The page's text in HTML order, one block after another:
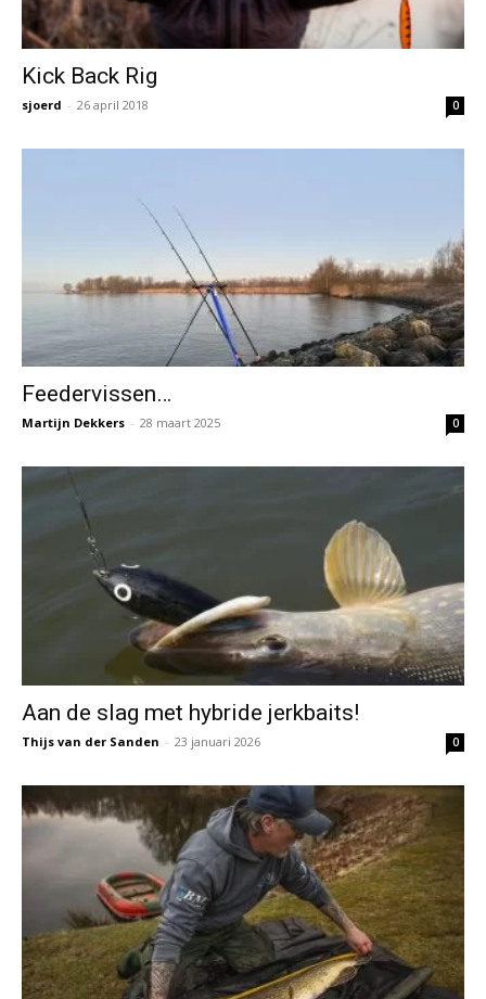
Kick Back Rig
sjoerd - 26 april 2018 0
Feedervissen…
Martijn Dekkers - 28 maart 2025 0
Aan de slag met hybride jerkbaits!
Thijs van der Sanden - 23 januari 2026 0